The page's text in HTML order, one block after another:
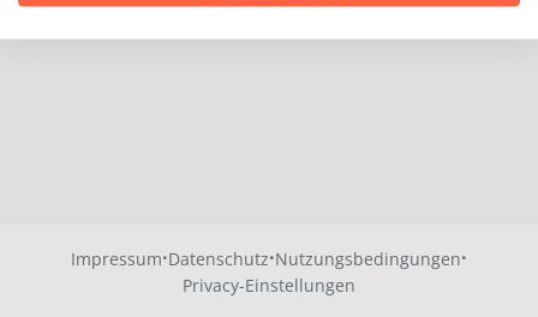
Impressum·Datenschutz·Nutzungsbedingungen·
Privacy-Einstellungen